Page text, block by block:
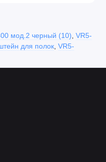
мод.2 черный (10) VR5-
для полок, VR5-